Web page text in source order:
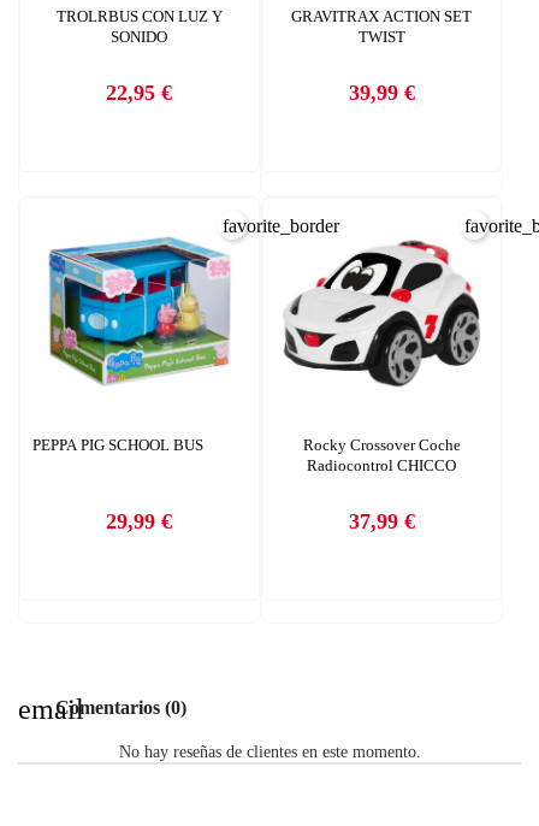
TROLRBUS CON LUZ Y
SONIDO
Precio
22,95 €
GRAVITRAX ACTION SET
TWIST
Precio
39,99 €
PEPPA PIG SCHOOL BUS
Precio
29,99 €
favorite_border
Rocky Crossover Coche
Radiocontrol CHICCO
Precio
37,99 €
emailComentarios (0)
No hay reseñas de clientes en este momento.
CREAR LISTA DE DESEOS
Nombre de la lista de deseos
CANCELAR
CREAR LISTA DE DESEOS
INICIAR SESIÓN
INICIAR SESIÓN